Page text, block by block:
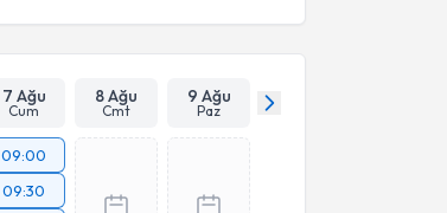
7 Ağu
Cum
8 Ağu
Cmt
9 Ağu
Paz
09:00
09:30